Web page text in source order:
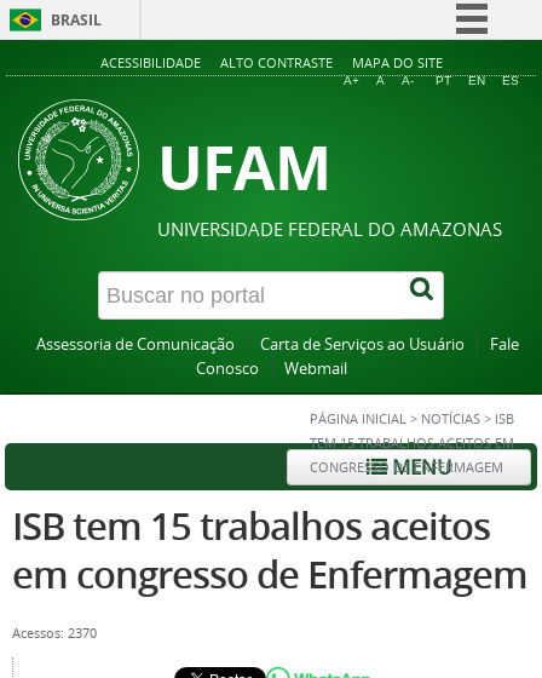
BRASIL
Simplifique!
Acesso à informação
ACESSIBILIDADE ALTO CONTRASTE MAPA DO SITE
A+ A A- PT EN ES
UFAM
UNIVERSIDADE FEDERAL DO AMAZONAS
Assessoria de Comunicação Carta de Serviços ao Usuário
Fale
Conosco
Webmail
PÁGINA INICIAL > NOTÍCIAS > ISB
TEM 15 TRABALHOS ACEITOS EM
CONGRESSO DE ENFERMAGEM
MENU
ISB tem 15 trabalhos aceitos
em congresso de Enfermagem
Acessos: 2370